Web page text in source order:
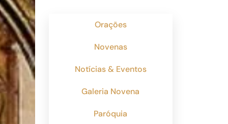
Orações
Novenas
Notícias & Eventos
Galeria Novena
Paróquia